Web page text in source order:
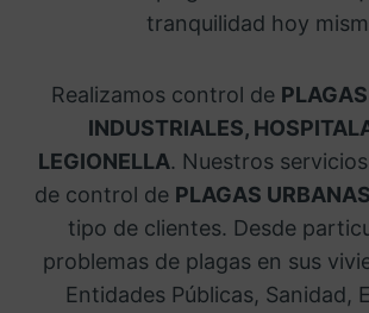
tranquilidad hoy
Realizamos control de
INDUSTRIALES,
LEGIONELLA. Nuestros
de control de PLAGAS URBANAS
tipo de clientes. Desde
problemas de plagas en sus
Entidades Públicas, Sanidad,